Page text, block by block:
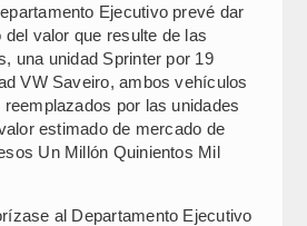
Ejecutivo prevé dar
valor que resulte de las
una unidad Sprinter por 19
VW Saveiro, ambos vehículos
por las unidades
estimado de mercado de
Un Millón Quinientos Mil
al Departamento Ejecutivo